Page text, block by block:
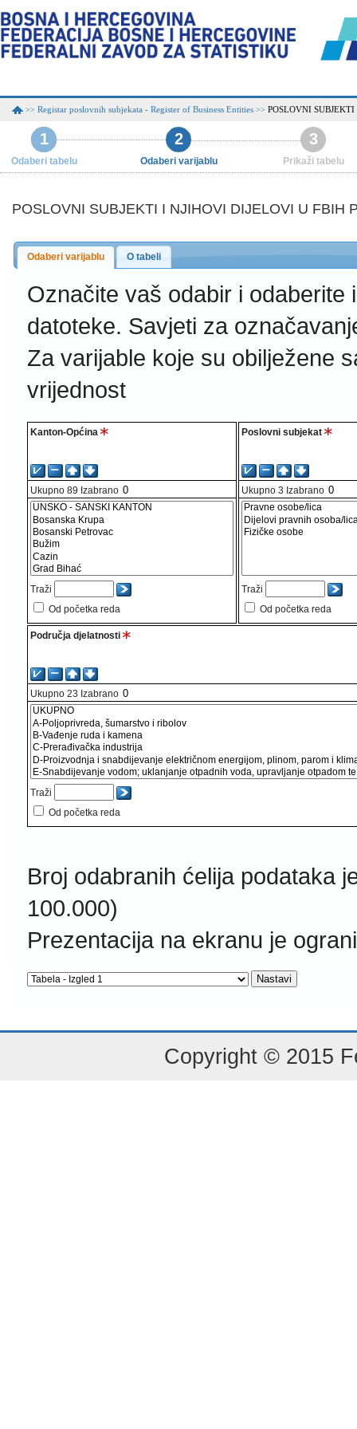
>> Registar poslovnih subjekata - Register of Business Entities >> POSLOVNI
1
Odaberi tabelu
2
Odaberi varijablu
3
Prikaži tabelu
POSLOVNI SUBJEKTI I NJIHOVI DIJELOVI U FBIH
Odaberi varijablu O tabeli
Označite vaš odabir i
datoteke. Savjeti za
Za varijable koje su obilježene
vrijednost
Kanton-Općina
Ukupno 89 Izabrano
Traži
Od početka reda
Poslovni subjekat
Ukupno 3 Izabrano
Traži
Od početka reda
Područja djelatnosti
Ukupno 23 Izabrano
Traži
Od početka reda
Broj odabranih ćelija podataka
100.000)
Prezentacija na ekranu je
Copyright © 2015